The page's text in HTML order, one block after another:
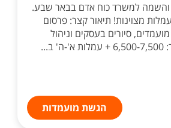
והשמה למשרד כוח אדם בבאר שבע.
מצוינות! תיאור קצר: פרסום
סיורים בעסקים וניהול
הגשת מועמדות